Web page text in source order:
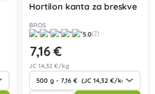
Hortilon kanta za breskve
BROS
5.0(2)
7,16 €
JC14,32 €/kg